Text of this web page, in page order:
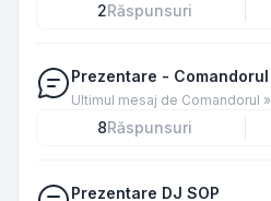
2Răspunsuri
Prezentare - Comandorul
Ultimul mesaj de Comandorul »
8Răspunsuri
Prezentare DJ SOP